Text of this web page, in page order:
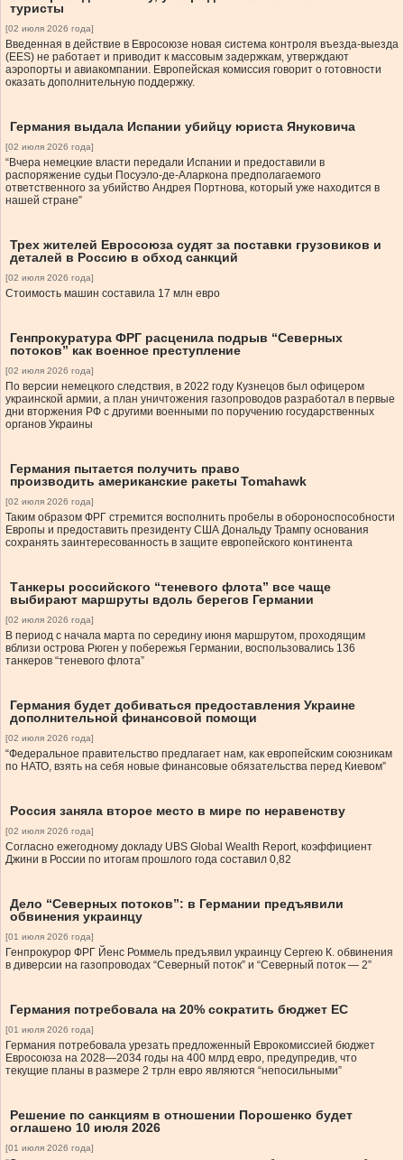
туристы
[02 июля 2026 года]
Введенная в действие в Евросоюзе новая система контроля въезда-выезда
(EES) не работает и приводит к массовым задержкам, утверждают
аэропорты и авиакомпании. Европейская комиссия говорит о готовности
оказать дополнительную поддержку.
Германия выдала Испании убийцу юриста Януковича
[02 июля 2026 года]
“Вчера немецкие власти передали Испании и предоставили в
распоряжение судьи Посуэло-де-Аларкона предполагаемого
ответственного за убийство Андрея Портнова, который уже находится в
нашей стране”
Трех жителей Евросоюза судят за поставки грузовиков и
деталей в Россию в обход санкций
[02 июля 2026 года]
Стоимость машин составила 17 млн евро
Генпрокуратура ФРГ расценила подрыв “Северных
потоков” как военное преступление
[02 июля 2026 года]
По версии немецкого следствия, в 2022 году Кузнецов был офицером
украинской армии, а план уничтожения газопроводов разработал в первые
дни вторжения РФ с другими военными по поручению государственных
органов Украины
Германия пытается получить право
производить американские ракеты Tomahawk
[02 июля 2026 года]
Таким образом ФРГ стремится восполнить пробелы в обороноспособности
Европы и предоставить президенту США Дональду Трампу основания
сохранять заинтересованность в защите европейского континента
Танкеры российского “теневого флота” все чаще
выбирают маршруты вдоль берегов Германии
[02 июля 2026 года]
В период с начала марта по середину июня маршрутом, проходящим
вблизи острова Рюген у побережья Германии, воспользовались 136
танкеров “теневого флота”
Германия будет добиваться предоставления Украине
дополнительной финансовой помощи
[02 июля 2026 года]
“Федеральное правительство предлагает нам, как европейским союзникам
по НАТО, взять на себя новые финансовые обязательства перед Киевом”
Россия заняла второе место в мире по неравенству
[02 июля 2026 года]
Согласно ежегодному докладу UBS Global Wealth Report, коэффициент
Джини в России по итогам прошлого года составил 0,82
Дело “Северных потоков”: в Германии предъявили
обвинения украинцу
[01 июля 2026 года]
Генпрокурор ФРГ Йенс Роммель предъявил украинцу Сергею К. обвинения
в диверсии на газопроводах “Северный поток” и “Северный поток — 2”
Германия потребовала на 20% сократить бюджет ЕС
[01 июля 2026 года]
Германия потребовала урезать предложенный Еврокомиссией бюджет
Евросоюза на 2028—2034 годы на 400 млрд евро, предупредив, что
текущие планы в размере 2 трлн евро являются “непосильными”
Решение по санкциям в отношении Порошенко будет
оглашено 10 июля 2026
[01 июля 2026 года]